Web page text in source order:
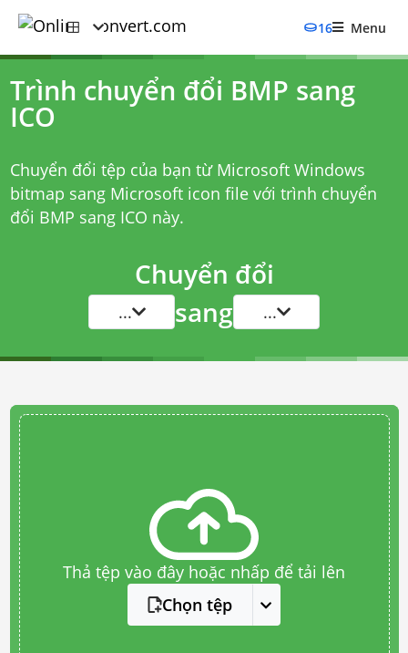
16 Menu
Trình chuyển đổi BMP sang
ICO
Chuyển đổi tệp của bạn từ Microsoft Windows
bitmap sang Microsoft icon file với trình chuyển
đổi BMP sang ICO này.
Chuyển đổi
... sang ...
Thả tệp vào đây hoặc nhấp để tải lên
Chọn tệp